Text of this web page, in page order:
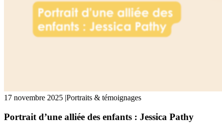
17 novembre 2025 |Portraits & témoignages
Portrait d’une alliée des enfants : Jessica Pathy